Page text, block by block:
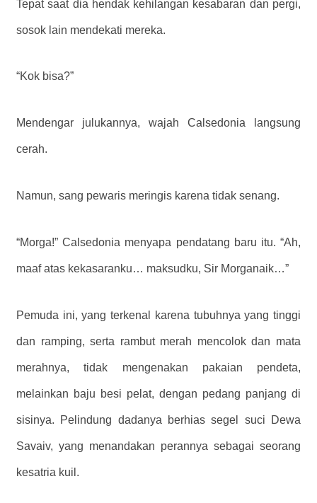
Tepat saat dia hendak kehilangan kesabaran dan pergi,
sosok lain mendekati mereka.
“Kok bisa?”
Mendengar julukannya, wajah Calsedonia langsung
cerah.
Namun, sang pewaris meringis karena tidak senang.
“Morga!” Calsedonia menyapa pendatang baru itu. “Ah,
maaf atas kekasaranku… maksudku, Sir Morganaik…”
Pemuda ini, yang terkenal karena tubuhnya yang tinggi
dan ramping, serta rambut merah mencolok dan mata
merahnya, tidak mengenakan pakaian pendeta,
melainkan baju besi pelat, dengan pedang panjang di
sisinya. Pelindung dadanya berhias segel suci Dewa
Savaiv, yang menandakan perannya sebagai seorang
kesatria kuil.